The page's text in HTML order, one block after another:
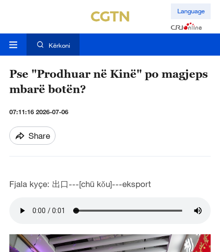
Language
Kërkoni
Pse "Prodhuar në Kinë" po magjeps
mbarë botën?
07:11:16 2026-07-06
Share
Fjala kyçe: 出口---[chū kǒu]---eksport